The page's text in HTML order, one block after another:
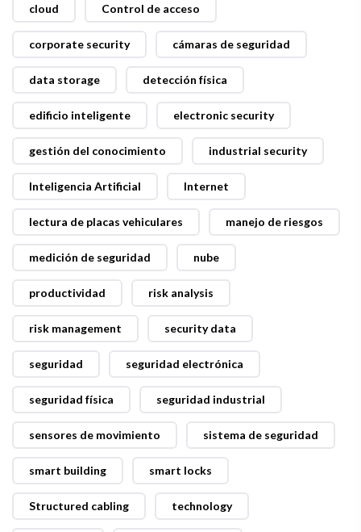
cloud Control de acceso
corporate security cámaras de seguridad
data storage detección física
edificio inteligente electronic security
gestión del conocimiento industrial security
Inteligencia Artificial Internet
lectura de placas vehiculares manejo de riesgos
medición de seguridad nube
productividad risk analysis
risk management security data
seguridad seguridad electrónica
seguridad física seguridad industrial
sensores de movimiento sistema de seguridad
smart building smart locks
Structured cabling technology